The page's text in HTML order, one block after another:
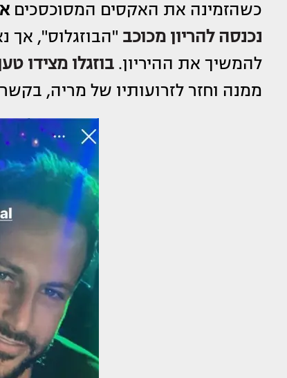
כשהזמינה את האקסים המסוכסכים
נכנסה להריון מכוכב "הבוזגלוס", אך
להמשיך את ההיריון.בוזגלו מצידו
ממנה וחזר לזרועותיו של מריה,